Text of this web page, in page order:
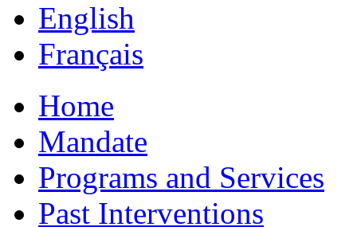
English
Français
Home
Mandate
Programs and Services
Past Interventions